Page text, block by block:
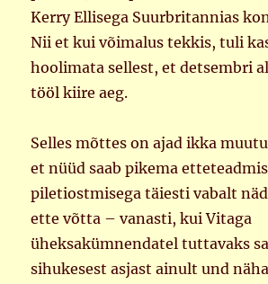
Kerry Ellisega Suurbritannias
Nii et kui võimalus tekkis, tuli
hoolimata sellest, et detsembri
tööl kiire aeg.
Selles mõttes on ajad ikka
et nüüd saab pikema
piletiostmisega täiesti vabalt
ette võtta – vanasti, kui Vitaga
üheksakümnendatel tuttavaks
sihukesest asjast ainult und